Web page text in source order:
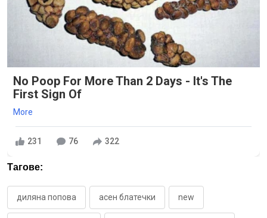
No Poop For More Than 2 Days - It's The
First Sign Of
More
231 76 322
Тагове:
диляна попова асен блатечки new